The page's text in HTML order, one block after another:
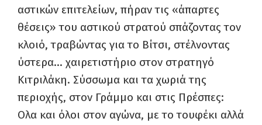
αστικών επιτελείων, πήραν τις «άπαρτες
θέσεις» του αστικού στρατού σπάζοντας τον
κλοιό, τραβώντας για το Βίτσι, στέλνοντας
ύστερα… χαιρετιστήριο στον στρατηγό
Κιτριλάκη. Σύσσωμα και τα χωριά της
περιοχής, στον Γράμμο και στις Πρέσπες:
Ολα και όλοι στον αγώνα, με το τουφέκι αλλά